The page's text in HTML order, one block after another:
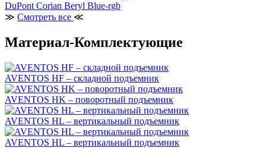
DuPont Corian Beryl Blue-rgb
≫ Смотреть все ≪
Материал-Комплектующие
AVENTOS HF – складной подъемник
AVENTOS HK – поворотный подъемник
AVENTOS HL – вертикальный подъемник
AVENTOS HL – вертикальный подъемник